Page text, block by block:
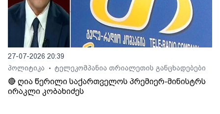
27-07-2026 20:39
პოლიტიკა
• ტელეკომპანია თრიალეთის განცხადებები
🔴 ღია წერილი საქართველოს პრემიერ-მინისტრს
ირაკლი კობახიძეს